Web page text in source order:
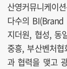
산영커뮤니케이
다수의
지더원, 협성, 동
중흥, 부산벤처
과 협력을 맺고